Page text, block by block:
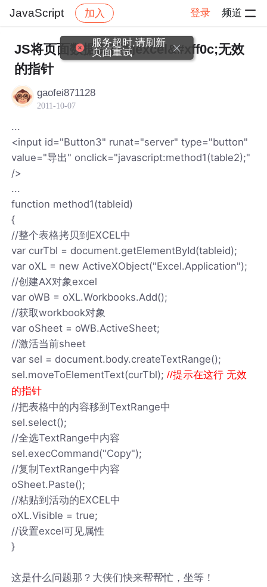
JavaScript 加入 登录 频道
社区 JavaScript 帖子详情
JS将页面数据保存为excel&#xff0c;无效
的指针
gaofei871128
2011-10-07
...
<input id="Button3" runat="server" type="button"
value="导出" onclick="javascript:method1(table2);"
/>
...
function method1(tableid)
{
//整个表格拷贝到EXCEL中
var curTbl = document.getElementById(tableid);
var oXL = new ActiveXObject("Excel.Application");
//创建AX对象excel
var oWB = oXL.Workbooks.Add();
//获取workbook对象
var oSheet = oWB.ActiveSheet;
//激活当前sheet
var sel = document.body.createTextRange();
sel.moveToElementText(curTbl);//提示在这行 无效
的指针
//把表格中的内容移到TextRange中
sel.select();
//全选TextRange中内容
sel.execCommand("Copy");
//复制TextRange中内容
oSheet.Paste();
//粘贴到活动的EXCEL中
oXL.Visible = true;
//设置excel可见属性
}
这是什么问题那？大侠们快来帮帮忙，坐等！
服务超时,请刷新
页面重试